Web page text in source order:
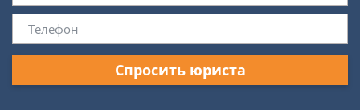
Спросить юриста